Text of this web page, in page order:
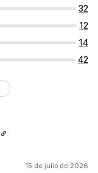
32
12
14
42
15 de julio de 2026